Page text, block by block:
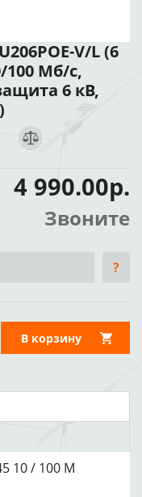
V/L (6
100 Мб/с,
6 кВ,
4 990.00р.
Звоните
?
В корзину
10 / 100 М